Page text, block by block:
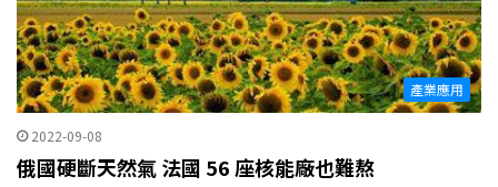
產業應用
2022-09-08
俄國硬斷天然氣 法國 56 座核能廠也難熬